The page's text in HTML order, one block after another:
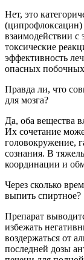
Нет, это
взаимодействии с
токсические
эффективность
опасных
Правда ли, что
для мозга?
Да, оба вещества
Их сочетание
головокружение,
сознания. В
координации и
Через сколько
выпить спиртное?
Препарат
избежать
воздержаться от
последней дозы